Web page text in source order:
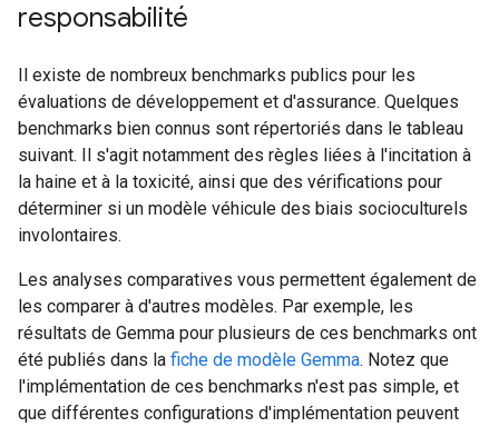
responsabilité
Il existe de nombreux benchmarks publics pour les
évaluations de développement et d'assurance. Quelques
benchmarks bien connus sont répertoriés dans le tableau
suivant. Il s'agit notamment des règles liées à l'incitation à
la haine et à la toxicité, ainsi que des vérifications pour
déterminer si un modèle véhicule des biais socioculturels
involontaires.
Les analyses comparatives vous permettent également de
les comparer à d'autres modèles. Par exemple, les
résultats de Gemma pour plusieurs de ces benchmarks ont
été publiés dans la fiche de modèle Gemma. Notez que
l'implémentation de ces benchmarks n'est pas simple, et
que différentes configurations d'implémentation peuvent